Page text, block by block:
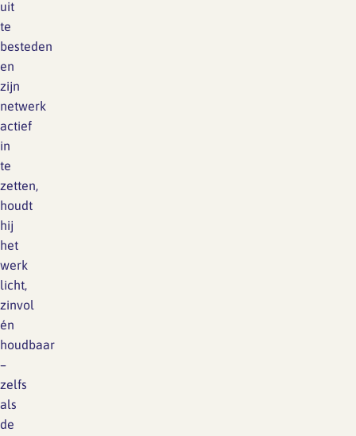
uit
te
besteden
en
zijn
netwerk
actief
in
te
zetten,
houdt
hij
het
werk
licht,
zinvol
én
houdbaar
–
zelfs
als
de